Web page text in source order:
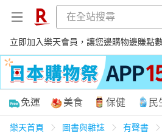
立即加入樂天會員，讓您邊購物邊賺點數
購物網分類
免運 美食 保健 民
樂天首頁 圖書與雜誌 有聲書